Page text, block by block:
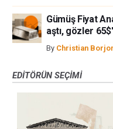
Gümüş Fiyat
aştı, gözler
By Christian
EDITÖRÜN SEÇIMI